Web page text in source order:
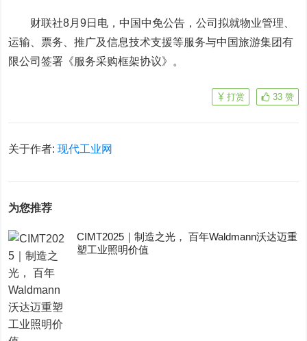
财联社8月9日电， 中国中免公告，公司拟就物业管理、
运输、票务、推广及信息技术支援等服务与中国旅游集团有
限公司签署《服务采购框架协议》。
33 赞
打赏
关于作者:现代工业网
为您推荐
CIMT2025｜制造之光， 百年Waldmann沃达迈重
塑工业照明价值